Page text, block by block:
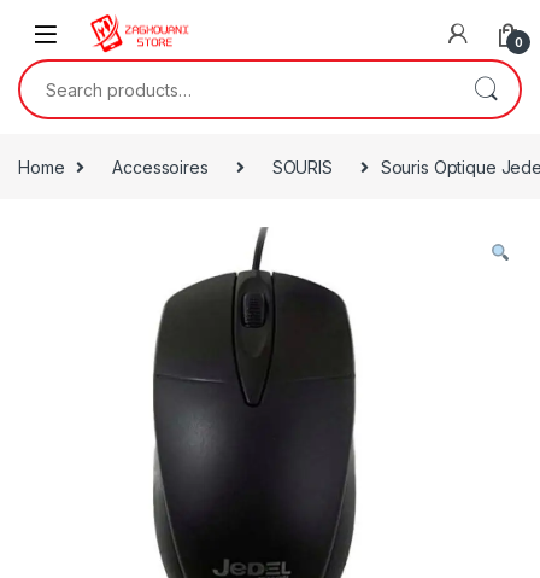
0
Home Accessoires SOURIS Souris Optique